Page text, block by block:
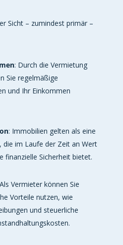
Sicht – zumindest primär –
: Durch die Vermietung
Sie regelmäßige
und Ihr Einkommen
: Immobilien gelten als eine
im Laufe der Zeit an Wert
finanzielle Sicherheit bietet.
Vermieter können Sie
Vorteile nutzen, wie
und steuerliche